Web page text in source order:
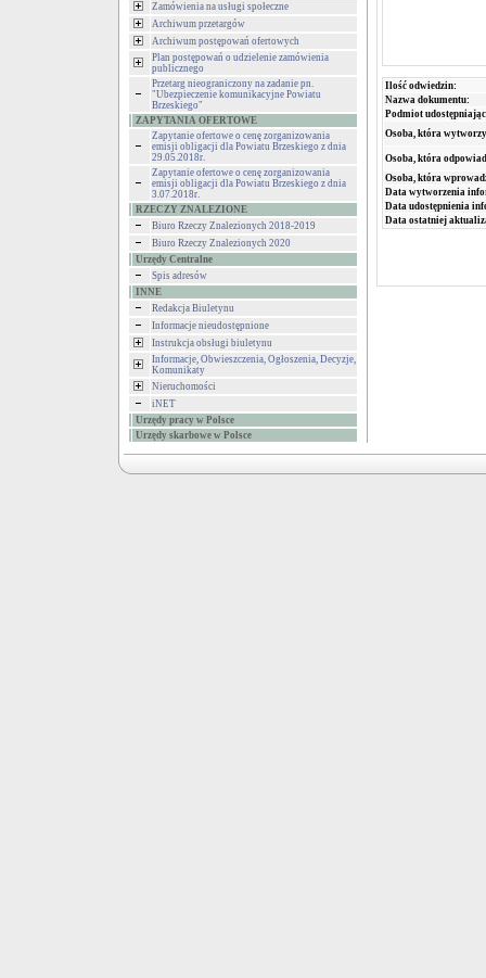
Zamówienia na usługi społeczne
Archiwum przetargów
Archiwum postępowań ofertowych
Plan postępowań o udzielenie zamówienia
publicznego
Przetarg nieograniczony na zadanie pn.
"Ubezpieczenie komunikacyjne Powiatu
Brzeskiego"
ZAPYTANIA OFERTOWE
Zapytanie ofertowe o cenę zorganizowania
emisji obligacji dla Powiatu Brzeskiego z dnia
29.05.2018r.
Zapytanie ofertowe o cenę zorganizowania
emisji obligacji dla Powiatu Brzeskiego z dnia
3.07.2018r.
RZECZY ZNALEZIONE
Biuro Rzeczy Znalezionych 2018-2019
Biuro Rzeczy Znalezionych 2020
Urzędy Centralne
Spis adresów
INNE
Redakcja Biuletynu
Informacje nieudostępnione
Instrukcja obsługi biuletynu
Informacje, Obwieszczenia, Ogłoszenia, Decyzje,
Komunikaty
Nieruchomości
iNET
Urzędy pracy w Polsce
Urzędy skarbowe w Polsce
Ilość odwiedzin:
Nazwa dokumentu:
Podmiot
Osoba, która
Osoba, która
Osoba, która
Data wytworzenia
Data udostępnienia
Data ostatniej